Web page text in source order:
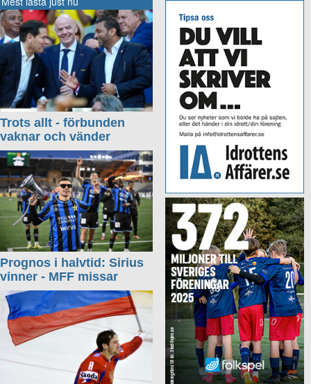
Trots allt - förbunden
vaknar och vänder
Prognos i halvtid: Sirius
vinner - MFF missar